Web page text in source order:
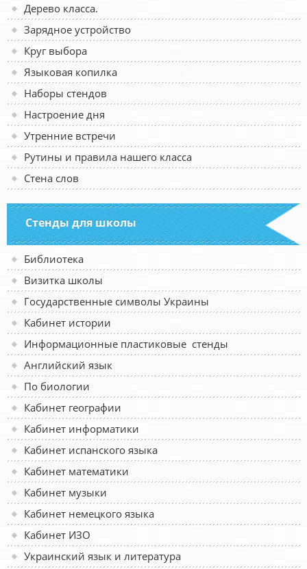
Дерево класса.
Зарядное устройство
Круг выбора
Языковая копилка
Наборы стендов
Настроение дня
Утренние встречи
Рутины и правила нашего класса
Стена слов
Стенды для школы
Библиотека
Визитка школы
Государственные символы Украины
Кабинет истории
Информационные пластиковые стенды
Английский язык
По биологии
Кабинет географии
Кабинет информатики
Кабинет испанского языка
Кабинет математики
Кабинет музыки
Кабинет немецкого языка
Кабинет ИЗО
Украинский язык и литература